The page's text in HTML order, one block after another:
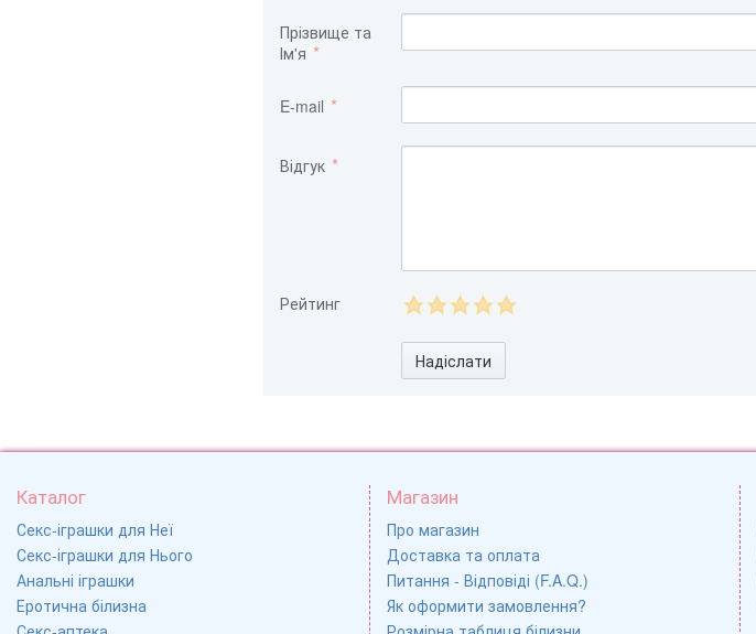
Прізвище та
Ім'я
E-mail
Відгук
Рейтинг
Надіслати
Каталог
Секс-іграшки для Неї
Секс-іграшки для Нього
Анальні іграшки
Еротична білизна
Магазин
Про магазин
Доставка та оплата
Питання - Відповіді (F.A.Q.)
Як оформити замовлення?